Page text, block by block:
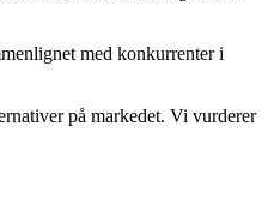
med konkurrenter i
på markedet. Vi vurderer